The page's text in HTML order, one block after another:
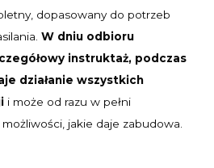
dopasowany do potrzeb
W dniu odbioru
instruktaż, podczas
działanie wszystkich
i może od razu w pełni
jakie daje zabudowa.